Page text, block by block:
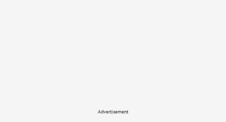
Advertisement